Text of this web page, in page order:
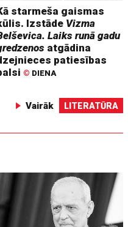
starmeša gaismas
Izstāde Vizma
Laiks runā gadu
atgādina
patiesības
© DIENA
Vairāk LITERATŪRA